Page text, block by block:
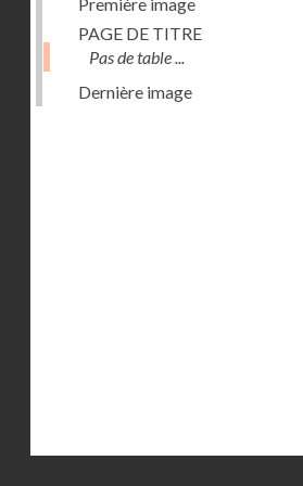
PAGE DE TITRE
Pas de table ...
Dernière image